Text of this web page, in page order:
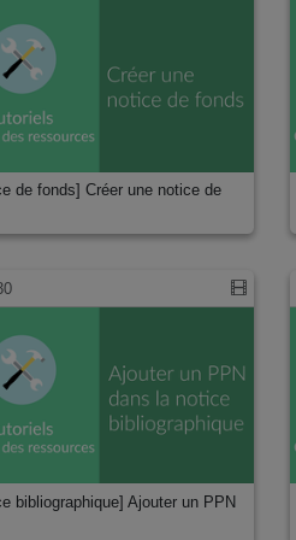
(STAPS)
de fonds] Créer une notice de
bibliographique] Ajouter un PPN